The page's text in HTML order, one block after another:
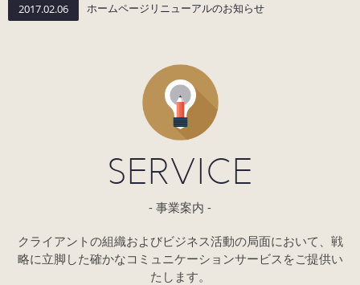
2017.02.06 ホームページリニューアルのお知らせ
SERVICE
事業案内
クライアントの組織およびビジネス活動の局面において、 戦
略に立脚した確かなコミュニケーションサービスをご提供い
たします。